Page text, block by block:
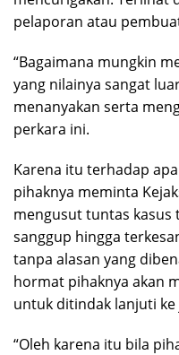
pelaporan atau
“Bagaimana mungkin
yang nilainya sangat
menanyakan serta
perkara ini.
Karena itu terhadap
pihaknya meminta
mengusut tuntas kasus
sanggup hingga
tanpa alasan yang
hormat pihaknya akan
untuk ditindak lanjuti
“Oleh karena itu bila